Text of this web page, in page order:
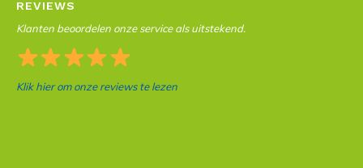
REVIEWS
Klanten beoordelen onze service als uitstekend.
Klik hier om onze reviews te lezen